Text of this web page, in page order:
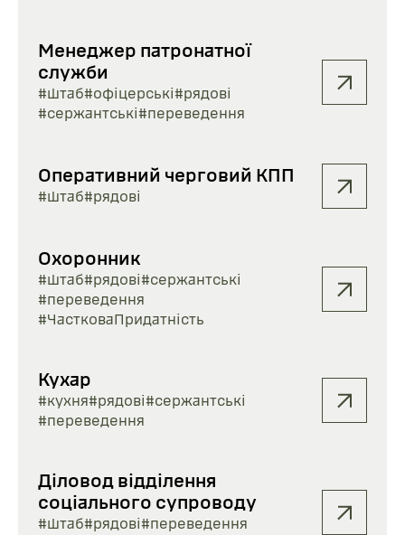
Менеджер патронатної
служби
#штаб#офіцерські#рядові
#сержантські#переведення
Оперативний черговий КПП
#штаб#рядові
Охоронник
#штаб#рядові#сержантські
#переведення
#ЧастковаПридатність
Кухар
#кухня#рядові#сержантські
#переведення
Діловод відділення
соціального супроводу
#штаб#рядові#переведення